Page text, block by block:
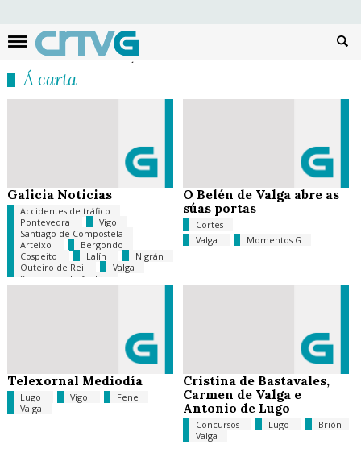
Á carta
Galicia Noticias
Accidentes de tráfico
Pontevedra
Vigo
Santiago de Compostela
Arteixo
Bergondo
Cospeito
Lalín
Nigrán
Outeiro de Rei
Valga
Xunqueira de Ambía
O Belén de Valga abre as
súas portas
Cortes
Valga
Momentos G
Telexornal Mediodía
Lugo Vigo
Fene
Valga
Cristina de Bastavales,
Carmen de Valga e
Antonio de Lugo
Concursos Lugo
Brión
Valga